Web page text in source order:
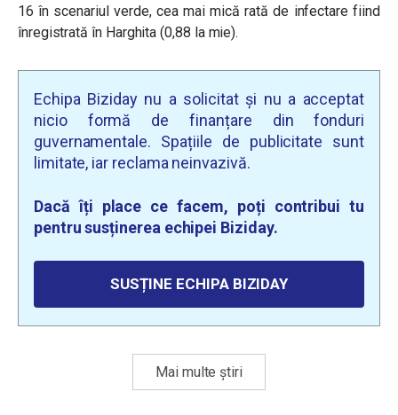
16 în scenariul verde, cea mai mică rată de infectare fiind
înregistrată în Harghita (0,88 la mie).
Echipa Biziday nu a solicitat și nu a acceptat
nicio formă de finanțare din fonduri
guvernamentale. Spațiile de publicitate sunt
limitate, iar reclama neinvazivă.
Dacă îți place ce facem, poți contribui tu
pentru susținerea echipei Biziday.
SUSȚINE ECHIPA BIZIDAY
Mai multe știri